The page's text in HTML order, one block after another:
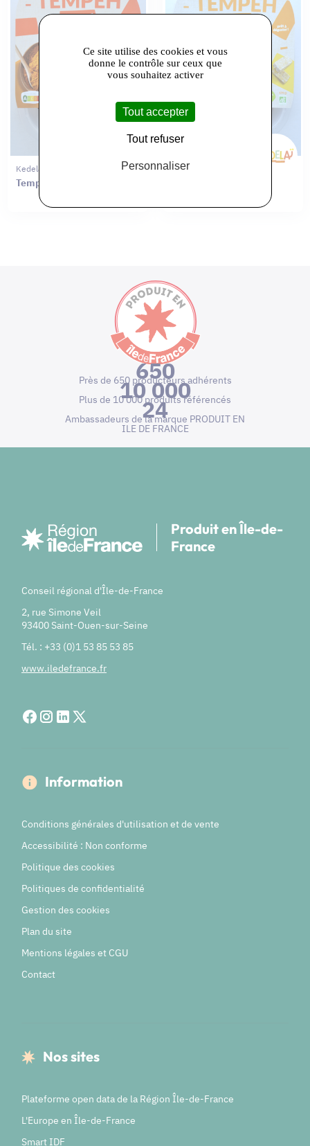
Kedelaï
Tempeh mariné barbecue
Kedelaï
650
Près de 650 producteurs adhérents
10 000
Plus de 10 000 produits référencés
24
Ambassadeurs de la marque PRODUIT EN
ILE DE FRANCE
Produit en Île-de-
France
Conseil régional d'Île-de-France
2, rue Simone Veil
93400 Saint-Ouen-sur-Seine
Tél. : +33 (0)1 53 85 53 85
www.iledefrance.fr
Information
Conditions générales d'utilisation et de vente
Accessibilité : Non conforme
Politique des cookies
Politiques de confidentialité
Gestion des cookies
Plan du site
Mentions légales et CGU
Contact
Nos sites
Plateforme open data de la Région Île-de-France
L'Europe en Île-de-France
Smart IDF
Ce site utilise des cookies et vous
donne le contrôle sur ceux que
vous souhaitez activer
Tout accepter
Tout refuser
Personnaliser